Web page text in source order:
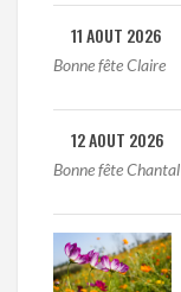
11 AOUT 2026
Bonne fête Claire
12 AOUT 2026
Bonne fête Chantal